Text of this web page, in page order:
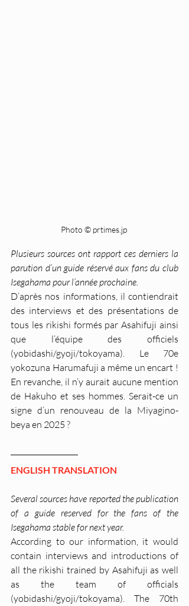
Photo © prtimes.jp
Plusieurs sources ont rapport ces derniers la
parution d’un guide réservé aux fans du club
Isegahama pour l’année prochaine.
D’après nos informations, il contiendrait
des interviews et des présentations de
tous les rikishi formés par Asahifuji ainsi
que l’équipe des officiels
(yobidashi/gyoji/tokoyama). Le 70e
yokozuna Harumafuji a même un encart !
En revanche, il n’y aurait aucune mention
de Hakuho et ses hommes. Serait-ce un
signe d’un renouveau de la Miyagino-
beya en 2025 ?
ENGLISH TRANSLATION
Several sources have reported the publication
of a guide reserved for the fans of the
Isegahama stable for next year.
According to our information, it would
contain interviews and introductions of
all the rikishi trained by Asahifuji as well
as the team of officials
(yobidashi/gyoji/tokoyama). The 70th